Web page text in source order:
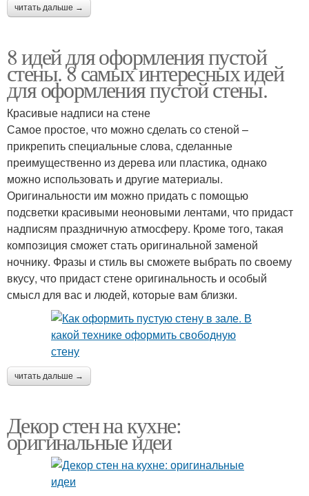
читать дальше →
8 идей для оформления пустой
стены. 8 самых интересных идей
для оформления пустой стены.
Красивые надписи на стене
Самое простое, что можно сделать со стеной –
прикрепить специальные слова, сделанные
преимущественно из дерева или пластика, однако
можно использовать и другие материалы.
Оригинальности им можно придать с помощью
подсветки красивыми неоновыми лентами, что придаст
надписям праздничную атмосферу. Кроме того, такая
композиция сможет стать оригинальной заменой
ночнику. Фразы и стиль вы сможете выбрать по своему
вкусу, что придаст стене оригинальность и особый
смысл для вас и людей, которые вам близки.
читать дальше →
Декор стен на кухне:
оригинальные идеи